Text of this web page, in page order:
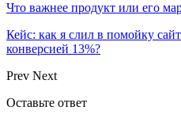
Что важнее продукт или его
Кейс: как я слил в помойку
конверсией 13%?
Prev Next
Оставьте ответ